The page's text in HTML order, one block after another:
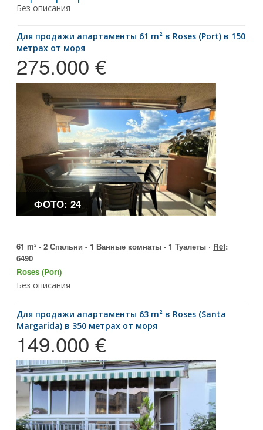
Без описания
для продажи апартаменты 61 m² в Roses (Port) в 150
метрах от моря
275.000 €
ФОТО: 24
61 m² - 2 Спальни - 1 Ванные комнаты - 1 Туалеты · Ref:
6490
Roses (Port)
Без описания
для продажи апартаменты 63 m² в Roses (Santa
Margarida) в 350 метрах от моря
149.000 €